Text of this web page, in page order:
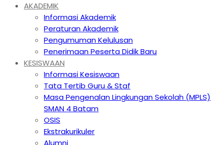
AKADEMIK
Informasi Akademik
Peraturan Akademik
Pengumuman Kelulusan
Penerimaan Peserta Didik Baru
KESISWAAN
Informasi Kesiswaan
Tata Tertib Guru & Staf
Masa Pengenalan Lingkungan Sekolah (MPLS)
SMAN 4 Batam
OSIS
Ekstrakurikuler
Alumni